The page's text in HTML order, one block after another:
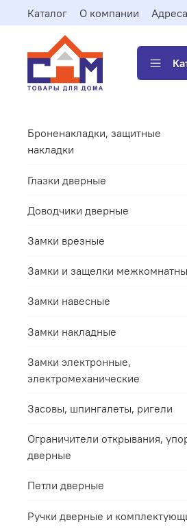
Каталог О компании
Броненакладки, защитные
накладки
Глазки дверные
Доводчики дверные
Замки врезные
Замки и защелки
Замки навесные
Замки накладные
Замки электронные,
электромеханические
Засовы, шпингалеты, ригели
Ограничители открывания,
дверные
Петли дверные
Ручки дверные и